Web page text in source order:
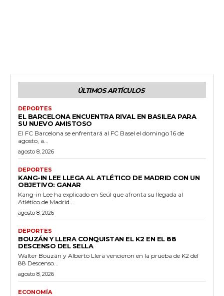
ÚLTIMOS ARTÍCULOS
DEPORTES
EL BARCELONA ENCUENTRA RIVAL EN BASILEA PARA
SU NUEVO AMISTOSO
El FC Barcelona se enfrentará al FC Basel el domingo 16 de
agosto, a...
agosto 8, 2026
DEPORTES
KANG-IN LEE LLEGA AL ATLÉTICO DE MADRID CON UN
OBJETIVO: GANAR
Kang-in Lee ha explicado en Seúl que afronta su llegada al
Atlético de Madrid...
agosto 8, 2026
DEPORTES
BOUZÁN Y LLERA CONQUISTAN EL K2 EN EL 88
DESCENSO DEL SELLA
Walter Bouzán y Alberto Llera vencieron en la prueba de K2 del
88 Descenso...
agosto 8, 2026
ECONOMÍA